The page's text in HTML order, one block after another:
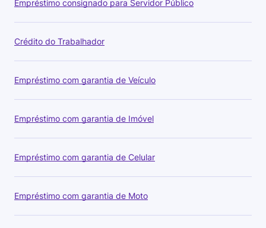
Empréstimo consignado para Servidor Público
Crédito do Trabalhador
Empréstimo com garantia de Veículo
Empréstimo com garantia de Imóvel
Empréstimo com garantia de Celular
Empréstimo com garantia de Moto